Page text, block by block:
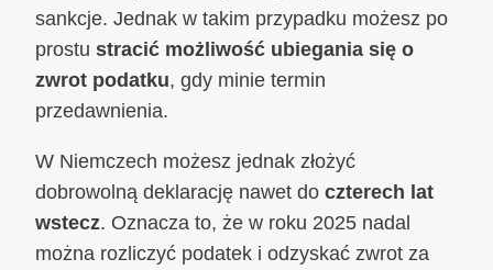
sankcje. Jednak w takim przypadku możesz po
prostu stracić możliwość ubiegania się o
zwrot podatku, gdy minie termin
przedawnienia.
W Niemczech możesz jednak złożyć
dobrowolną deklarację nawet do czterech lat
wstecz. Oznacza to, że w roku 2025 nadal
można rozliczyć podatek i odzyskać zwrot za